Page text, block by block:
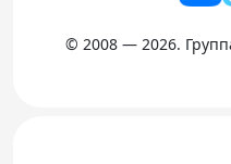
© 2008 — 2026.